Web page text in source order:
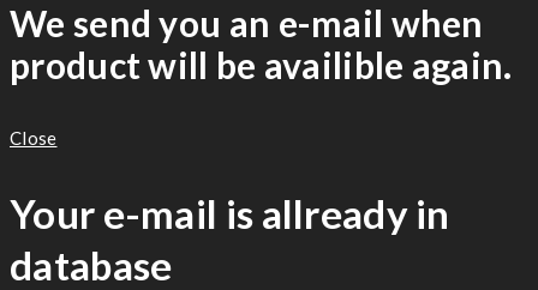
We send you an e-mail when
product will be availible again.
Close
Your e-mail is allready in
database